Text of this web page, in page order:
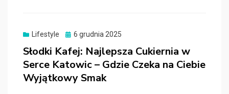
Lifestyle
Posted
6 grudnia 2025
Słodki Kafej: Najlepsza Cukiernia w
Serce Katowic – Gdzie Czeka na Ciebie
Wyjątkowy Smak